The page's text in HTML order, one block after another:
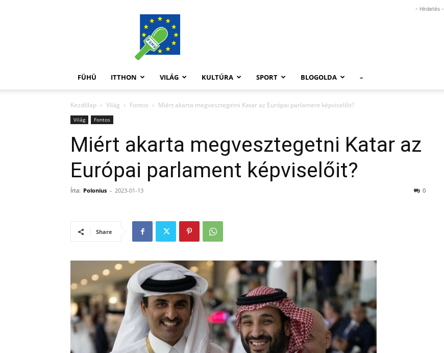
FüHü
- Hirdetés -
FÜHÜ ITTHON VILÁG KULTÚRA SPORT BLOGOLDA –
Kezdőlap Világ Fontos Miért akarta megvesztegetni Katar az Európai parlament képviselőit?
Világ Fontos
Miért akarta megvesztegetni Katar az
Európai parlament képviselőit?
Írta: Polonius - 2023-01-13 0
Share